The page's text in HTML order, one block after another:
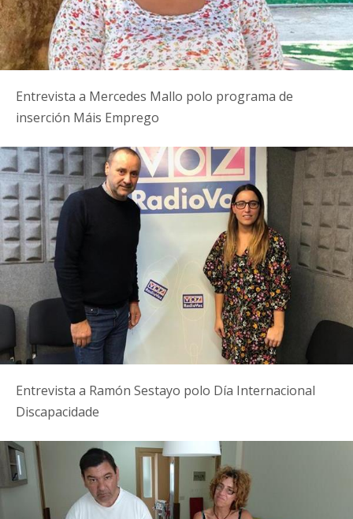
Entrevista a Mercedes Mallo polo programa de
inserción Máis Emprego
Entrevista a Ramón Sestayo polo Día Internacional
Discapacidade